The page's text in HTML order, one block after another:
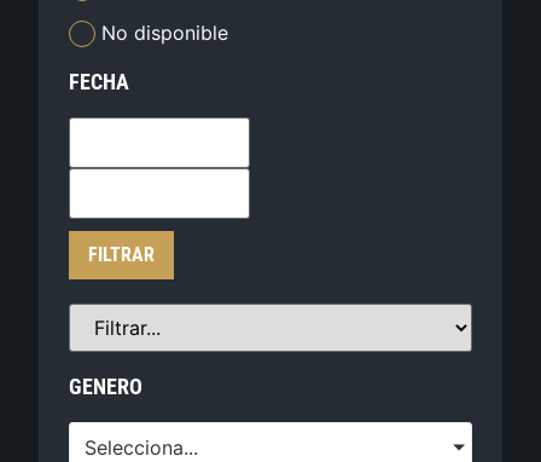
No disponible
FECHA
FILTRAR
GENERO
Selecciona...